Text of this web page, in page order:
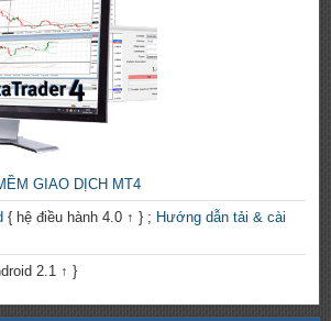
GIAO DỊCH MT4
{ hệ điều hành 4.0 ↑ } ; Hướng dẫn tải & cài
2.1 ↑ }